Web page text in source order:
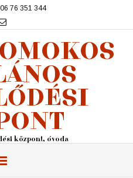
76 351 344
központ, óvoda